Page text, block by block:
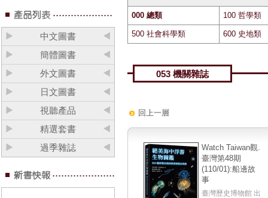
中文圖書
簡體圖書
外文圖書
日文圖書
視聽產品
精選套書
過季雜誌
000 總類 100 哲學類
500 社會科學類 600 史地類
053 機關雜誌
回上一層
Watch Taiwan觀.
臺灣第48期
(110/01):船邊故
事
臺灣歷史博物館 出